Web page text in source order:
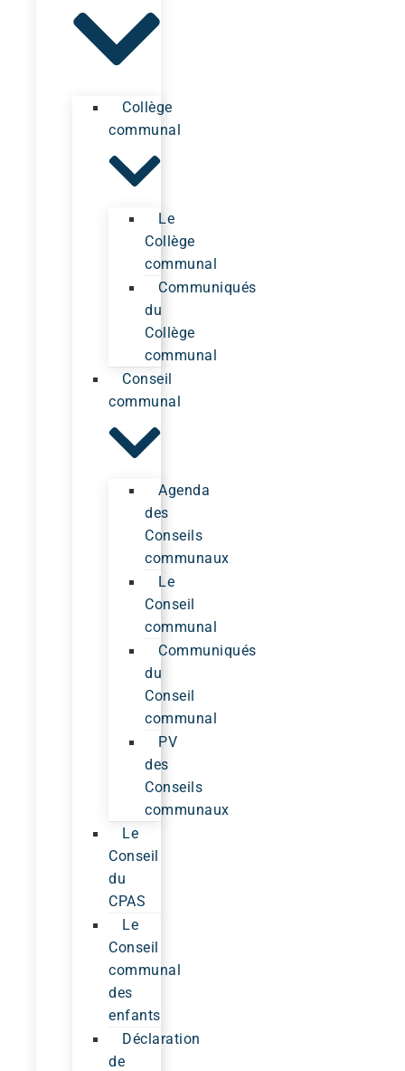
Collège
communal
Le
Collège
communal
Communiqués
du
Collège
communal
Conseil
communal
Agenda
des
Conseils
communaux
Le
Conseil
communal
Communiqués
du
Conseil
communal
PV
des
Conseils
communaux
Le
Conseil
du
CPAS
Le
Conseil
communal
des
enfants
Déclaration
de